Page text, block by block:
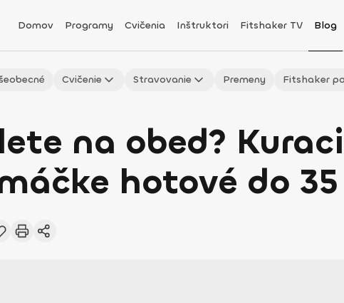
Domov Programy Cvičenia Inštruktori Fitshaker TV Blog
Cvičenie Stravovanie Premeny Fitshaker
na obed?
hotové do